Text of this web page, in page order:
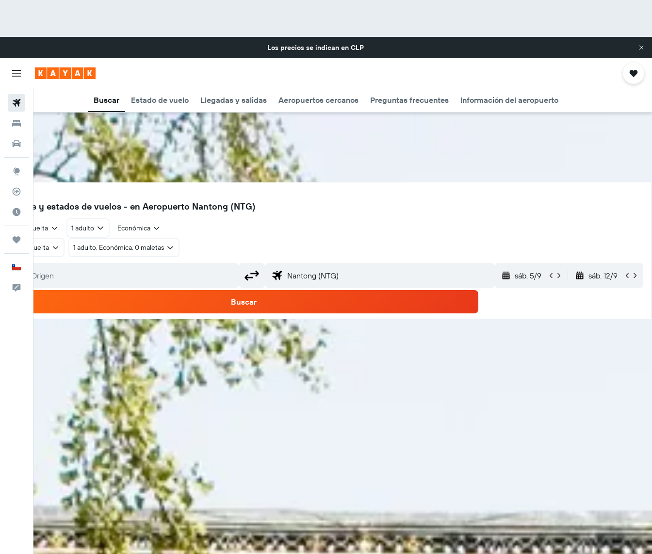
Los precios se indican en CLP
Buscar Estado de vuelo Llegadas y salidas Aeropuertos cercanos Preguntas frecuentes Información del aeropuerto
Explore
Cuándo ir
NTG
Vuelos y estados de vuelos - en Aeropuerto Nantong (NTG)
Ida y vuelta 1 adulto Económica
Ida y vuelta 1 adulto, Económica, 0 maletas
sáb. 5/9 sáb. 12/9
Buscar